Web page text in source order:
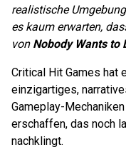
realistische
es kaum erwarten,
von Nobody Wants to
Critical Hit Games hat
einzigartiges,
Gameplay-
erschaffen, das noch
nachklingt.